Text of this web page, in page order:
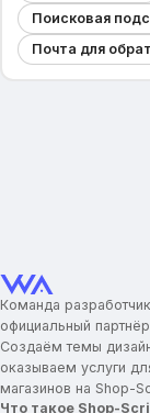
Иконки для
Содержание
Популярные
Товар дня
Бренды
Название
Поисковая
Почта для
Команда
официальный
Создаём темы
оказываем услуги
магазинов на Shop-
Что такое Shop-